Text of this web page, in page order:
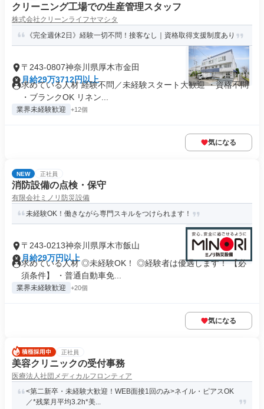
クリーニング工場での生産管理スタッフ
株式会社クリーンライフヤマシタ
《完全週休2日》経験一切不問！接客なし｜資格取得支援制度あり
〒243-0807神奈川県厚木市金田
月給29万3712円以上
求めている人材 経験不問／未経験スタート大歓迎 ・資格不問
・ブランクOK リネン...
業界未経験歓迎 +12個
気になる
NEW 正社員
消防設備の点検・保守
有限会社ミノリ防災設備
未経験OK！働きながら専門スキルをつけられます！
〒243-0213神奈川県厚木市飯山
月給29万円以上
求めている人材 ◎未経験OK！ ◎経験者は優遇します！ 【必
須条件】 ・普通自動車免...
業界未経験歓迎 +20個
気になる
正社員
美容クリニックの受付事務
医療法人社団メディカルフロンティア
<第二新卒・未経験大歓迎！WEB面接1回のみ>ネイル・ピアスOK
／*残業月平均3.2h*美...